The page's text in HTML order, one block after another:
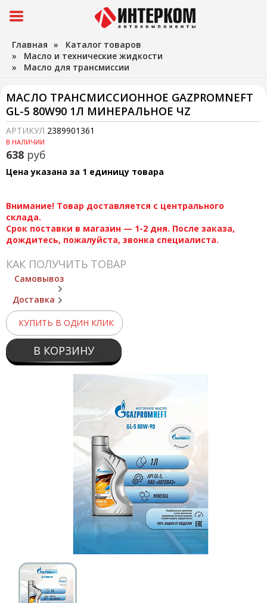
Главная » Каталог товаров
» Масло и технические жидкости
» Масло для трансмиссии
МАСЛО ТРАНСМИССИОННОЕ GAZPROMNEFT
GL-5 80W90 1Л МИНЕРАЛЬНОЕ ЧZ
АРТИКУЛ 2389901361
В НАЛИЧИИ
638 руб
Цена указана за 1 единицу товара
Внимание! Товар доставляется с центрального
склада.
Срок поставки в магазин — 1-2 дня. После заказа,
дождитесь, пожалуйста, звонка специалиста.
КАК ПОЛУЧИТЬ ТОВАР
Самовывоз
Доставка
КУПИТЬ В ОДИН КЛИК
В КОРЗИНУ